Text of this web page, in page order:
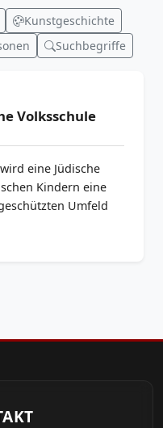
Kunstgeschichte
Suchbegriffe
Volksschule
eine Jüdische
Kindern eine
Umfeld